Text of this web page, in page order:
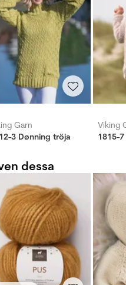
Garn
3 Dønning tröja
Viking
1815-
dessa